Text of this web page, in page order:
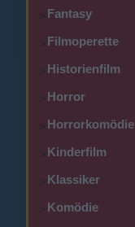
>Fantasy
>Filmoperette
>Historienfilm
>Horror
>Horrorkomödie
>Kinderfilm
>Klassiker
>Komödie